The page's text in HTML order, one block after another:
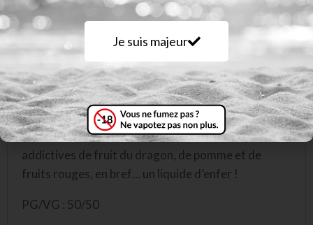
Avis (0)
Description
Swoke Diablo – Édition Saiyen / Saveur: fruit du
dragon, fruits rouges, pomme
Diablo ce sont des saveurs fruitées diaboliquement
addictives de fruit du dragon, de pomme et de
fruits rouges, en bref… un liquide d’enfer !
PG/VG : 50/50
Je suis majeur